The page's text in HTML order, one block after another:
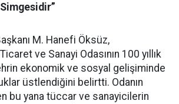
Simgesidir”
M. Hanefi Öksüz,
ve Sanayi Odasının 100 yıllık
ekonomik ve sosyal gelişiminde
üstlendiğini belirtti. Odanın
bu yana tüccar ve sanayicilerin